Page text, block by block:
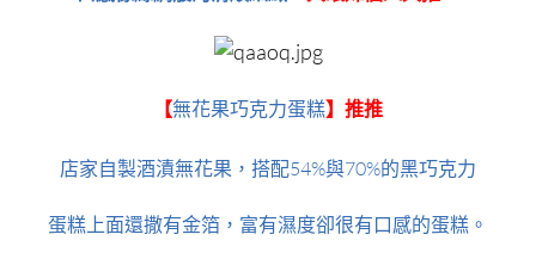
【無花果巧克力蛋糕】推推
店家自製酒漬無花果，搭配54%與70%的黑巧克力
蛋糕上面還撒有金箔，富有濕度卻很有口感的蛋糕。